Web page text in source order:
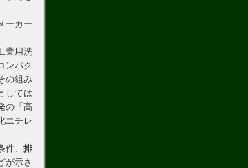
ーカー
業用洗
ンパク
の組み
しては
の「高
エチレ
、 排
が示さ